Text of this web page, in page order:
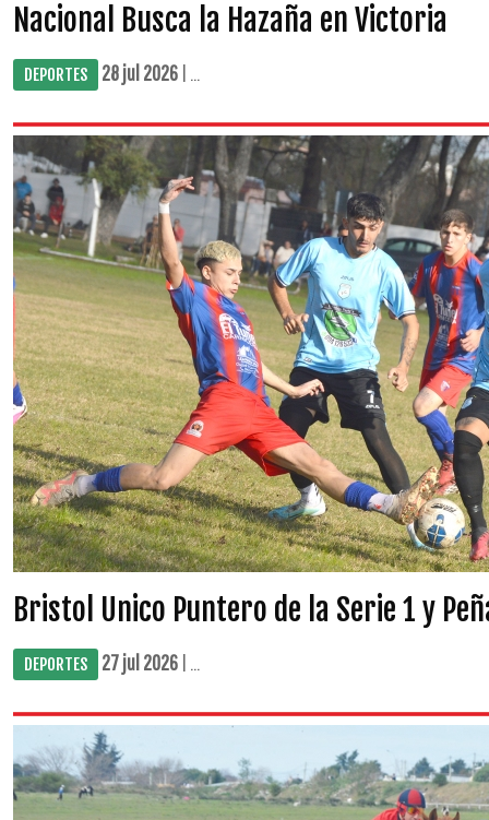
Nacional Busca la Hazaña en Victoria
DEPORTES 28 jul 2026 | ...
Bristol Unico Puntero de la Serie 1 y
DEPORTES 27 jul 2026 | ...